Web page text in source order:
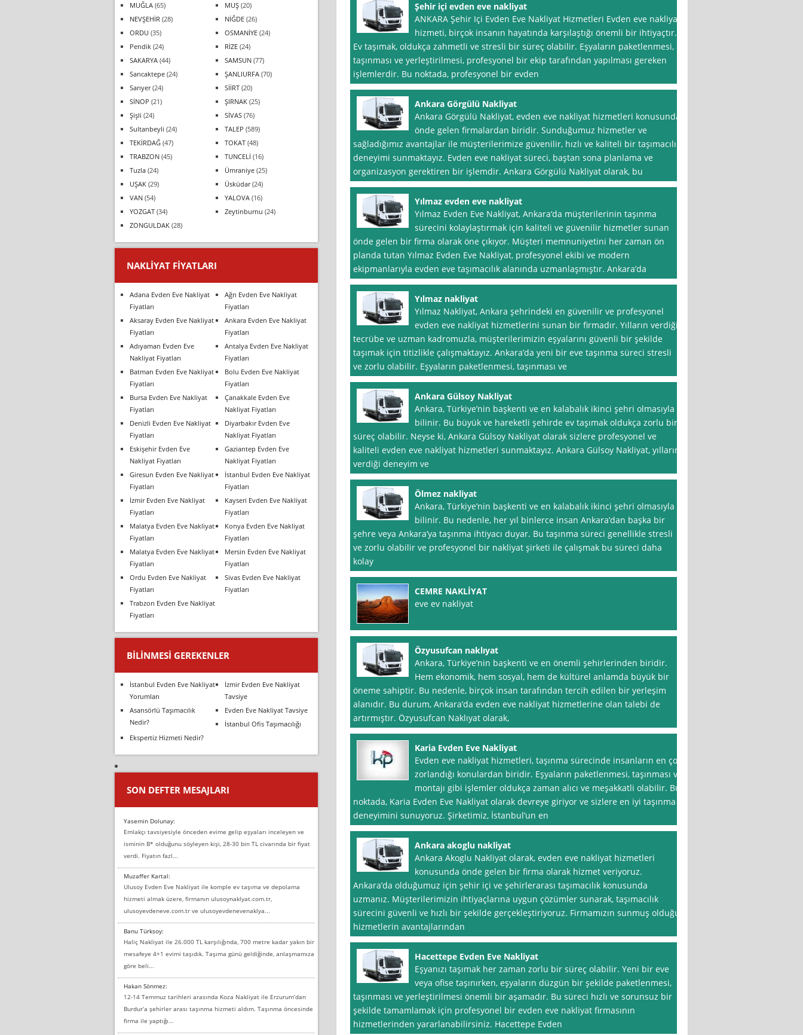
Şehir içi evden eve nakliyat
ANKARA Şehir Içi Evden Eve Nakliyat Hizmetleri Evden eve nakliyat
hizmeti, birçok insanın hayatında karşılaştığı önemli bir ihtiyaçtır.
Ev taşımak, oldukça zahmetli ve stresli bir süreç olabilir. Eşyaların paketlenmesi,
taşınması ve yerleştirilmesi, profesyonel bir ekip tarafından yapılması gereken
işlemlerdir. Bu noktada, profesyonel bir evden
Ankara Görgülü Nakliyat
Ankara Görgülü Nakliyat, evden eve nakliyat hizmetleri konusunda
önde gelen firmalardan biridir. Sunduğumuz hizmetler ve
sağladığımız avantajlar ile müşterilerimize güvenilir, hızlı ve kaliteli bir taşımacılık
deneyimi sunmaktayız. Evden eve nakliyat süreci, baştan sona planlama ve
organizasyon gerektiren bir işlemdir. Ankara Görgülü Nakliyat olarak, bu
Yılmaz evden eve nakliyat
Yılmaz Evden Eve Nakliyat, Ankara‘da müşterilerinin taşınma
sürecini kolaylaştırmak için kaliteli ve güvenilir hizmetler sunan
önde gelen bir firma olarak öne çıkıyor. Müşteri memnuniyetini her zaman ön
planda tutan Yılmaz Evden Eve Nakliyat, profesyonel ekibi ve modern
ekipmanlarıyla evden eve taşımacılık alanında uzmanlaşmıştır. Ankara’da
Yılmaz nakliyat
Yılmaz Nakliyat, Ankara şehrindeki en güvenilir ve profesyonel
evden eve nakliyat hizmetlerini sunan bir firmadır. Yılların verdiği
tecrübe ve uzman kadromuzla, müşterilerimizin eşyalarını güvenli bir şekilde
taşımak için titizlikle çalışmaktayız. Ankara’da yeni bir eve taşınma süreci stresli
ve zorlu olabilir. Eşyaların paketlenmesi, taşınması ve
Ankara Gülsoy Nakliyat
Ankara, Türkiye’nin başkenti ve en kalabalık ikinci şehri olmasıyla
bilinir. Bu büyük ve hareketli şehirde ev taşımak oldukça zorlu bir
süreç olabilir. Neyse ki, Ankara Gülsoy Nakliyat olarak sizlere profesyonel ve
kaliteli evden eve nakliyat hizmetleri sunmaktayız. Ankara Gülsoy Nakliyat, yılların
verdiği deneyim ve
Ölmez nakliyat
Ankara, Türkiye’nin başkenti ve en kalabalık ikinci şehri olmasıyla
bilinir. Bu nedenle, her yıl binlerce insan Ankara’dan başka bir
şehre veya Ankara’ya taşınma ihtiyacı duyar. Bu taşınma süreci genellikle stresli
ve zorlu olabilir ve profesyonel bir nakliyat şirketi ile çalışmak bu süreci daha
kolay
CEMRE NAKLİYAT
eve ev nakliyat
Özyusufcan naklıyat
Ankara, Türkiye’nin başkenti ve en önemli şehirlerinden biridir.
Hem ekonomik, hem sosyal, hem de kültürel anlamda büyük bir
öneme sahiptir. Bu nedenle, birçok insan tarafından tercih edilen bir yerleşim
alanıdır. Bu durum, Ankara’da evden eve nakliyat hizmetlerine olan talebi de
artırmıştır. Özyusufcan Naklıyat olarak,
Karia Evden Eve Nakliyat
Evden eve nakliyat hizmetleri, taşınma sürecinde insanların en çok
zorlandığı konulardan biridir. Eşyaların paketlenmesi, taşınması ve
montajı gibi işlemler oldukça zaman alıcı ve meşakkatli olabilir. Bu
noktada, Karia Evden Eve Nakliyat olarak devreye giriyor ve sizlere en iyi taşınma
deneyimini sunuyoruz. Şirketimiz, İstanbul’un en
Ankara akoglu nakliyat
Ankara Akoglu Nakliyat olarak, evden eve nakliyat hizmetleri
konusunda önde gelen bir firma olarak hizmet veriyoruz.
Ankara’da olduğumuz için şehir içi ve şehirlerarası taşımacılık konusunda
uzmanız. Müşterilerimizin ihtiyaçlarına uygun çözümler sunarak, taşımacılık
sürecini güvenli ve hızlı bir şekilde gerçekleştiriyoruz. Firmamızın sunmuş olduğu
hizmetlerin avantajlarından
Hacettepe Evden Eve Nakliyat
Eşyanızı taşımak her zaman zorlu bir süreç olabilir. Yeni bir eve
veya ofise taşınırken, eşyaların düzgün bir şekilde paketlenmesi,
taşınması ve yerleştirilmesi önemli bir aşamadır. Bu süreci hızlı ve sorunsuz bir
şekilde tamamlamak için profesyonel bir evden eve nakliyat firmasının
hizmetlerinden yararlanabilirsiniz. Hacettepe Evden
MUĞLA (65) MUŞ (20)
NEVŞEHİR (28) NİĞDE (26)
ORDU (35) OSMANİYE (24)
Pendik (24) RİZE (24)
SAKARYA (44) SAMSUN (77)
Sancaktepe (24) ŞANLIURFA (70)
Sarıyer(24) SİİRT (20)
SİNOP (21) ŞIRNAK (25)
Şişli (24) SİVAS (76)
Sultanbeyli (24) TALEP (589)
TEKİRDAĞ (47) TOKAT (48)
TRABZON (45) TUNCELİ (16)
Tuzla (24) Ümraniye (25)
UŞAK (29) Üsküdar(24)
VAN (54) YALOVA (16)
YOZGAT (34) Zeytinburnu (24)
ZONGULDAK (28)
NAKLIYAT FIYATLARI
Adana Evden Eve Nakliyat
Fiyatları
Ağrı Evden Eve Nakliyat
Fiyatları
Aksaray Evden Eve Nakliyat
Fiyatları
Ankara Evden Eve Nakliyat
Fiyatları
Adıyaman Evden Eve
Nakliyat Fiyatları
Antalya Evden Eve Nakliyat
Fiyatları
Batman Evden Eve Nakliyat
Fiyatları
Bolu Evden Eve Nakliyat
Fiyatları
Bursa Evden Eve Nakliyat
Fiyatları
Çanakkale Evden Eve
Nakliyat Fiyatları
Denizli Evden Eve Nakliyat
Fiyatları
Diyarbakır Evden Eve
Nakliyat Fiyatları
Eskişehir Evden Eve
Nakliyat Fiyatları
Gaziantep Evden Eve
Nakliyat Fiyatları
Giresun Evden Eve Nakliyat
Fiyatları
İstanbul Evden Eve Nakliyat
Fiyatları
İzmir Evden Eve Nakliyat
Fiyatları
Kayseri Evden Eve Nakliyat
Fiyatları
Malatya Evden Eve Nakliyat
Fiyatları
Konya Evden Eve Nakliyat
Fiyatları
Malatya Evden Eve Nakliyat
Fiyatları
Mersin Evden Eve Nakliyat
Fiyatları
Ordu Evden Eve Nakliyat
Fiyatları
Sivas Evden Eve Nakliyat
Fiyatları
Trabzon Evden Eve Nakliyat
Fiyatları
BILINMESI GEREKENLER
İstanbul Evden Eve Nakliyat
Yorumları
İzmir Evden Eve Nakliyat
Tavsiye
Asansörlü Taşımacılık
Nedir?
Evden Eve Nakliyat Tavsiye
İstanbul Ofis Taşımacılığı
Ekspertiz Hizmeti Nedir?
SON DEFTER MESAJLARI
Yasemin Dolunay:
Emlakçı tavsiyesiyle önceden evime gelip eşyaları inceleyen ve
isminin B* olduğunu söyleyen kişi, 28-30 bin TL civarında bir fiyat
verdi. Fiyatın fazl...
Muzaffer Kartal:
Ulusoy Evden Eve Nakliyat ile komple ev taşıma ve depolama
hizmeti almak üzere, firmanın ulusoynaklyat.com.tr,
ulusoyevdeneve.com.tr ve ulusoyevdenevenaklya...
Banu Türksoy:
Haliç Nakliyat ile 26.000 TL karşılığında, 700 metre kadar yakın bir
mesafeye 4+1 evimi taşıdık. Taşıma günü geldiğinde, anlaşmamıza
göre beli...
Hakan Sönmez:
12-14 Temmuz tarihleri arasında Koza Nakliyat ile Erzurum’dan
Burdur’a şehirler arası taşınma hizmeti aldım. Taşınma öncesinde
firma ile yaptığı...